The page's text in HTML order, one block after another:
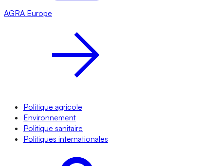
AGRA Europe
Politique agricole
Environnement
Politique sanitaire
Politiques internationales